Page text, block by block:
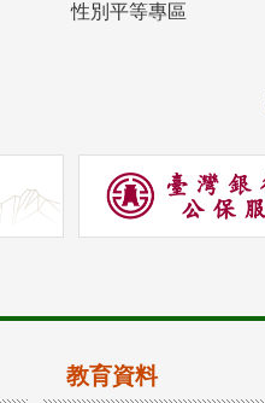
性別平等專區
教育資料